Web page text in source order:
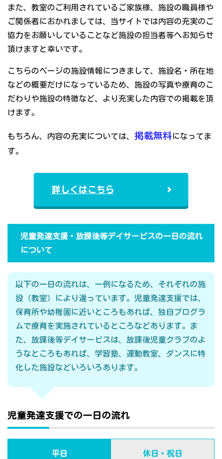
また、教室のご利用されているご家族様、施設の職員様や
ご関係者におかれましては、当サイトでは内容の充実のご
協力をお願いしていることなど施設の担当者等へお知らせ
頂けますと幸いです。
こちらのページの施設情報につきまして、施設名・所在地
などの概要だけになっているため、施設の写真や療育のこ
だわりや施設の特徴など、より充実した内容での掲載を頂
けます。
もちろん、内容の充実については、 掲載無料になってま
す。
詳しくはこちら
児童発達支援・放課後等デイサービスの一日の流れ
について
以下の一日の流れは、一例になるため、それぞれの施
設（教室）により違っています。児童発達支援では、
保育所や幼稚園に近いところもあれば、独自プログラ
ムで療育を実施されているところなどあります。ま
た、放課後等デイサービスは、放課後児童クラブのよ
うなところもあれば、学習塾、運動教室、ダンスに特
化した施設などいろいろあります。
児童発達支援での一日の流れ
平日 休日・祝日